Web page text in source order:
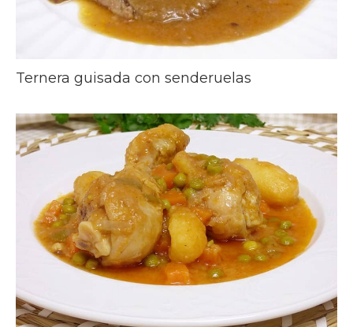
Ternera guisada con senderuelas